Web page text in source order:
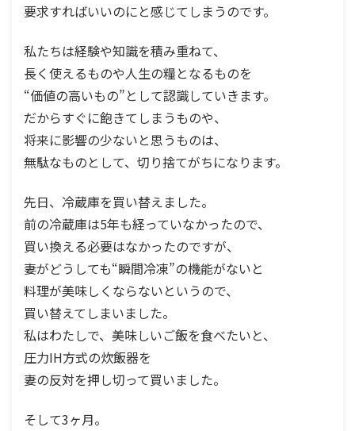
要求すればいいのにと感じてしまうのです。
私たちは経験や知識を積み重ねて、
長く使えるものや人生の糧となるものを
“価値の高いもの”として認識していきます。
だからすぐに飽きてしまうものや、
将来に影響の少ないと思うものは、
無駄なものとして、切り捨てがちになります。
先日、冷蔵庫を買い替えました。
前の冷蔵庫は5年も経っていなかったので、
買い換える必要はなかったのですが、
妻がどうしても“瞬間冷凍”の機能がないと
料理が美味しくならないというので、
買い替えてしまいました。
私はわたしで、美味しいご飯を食べたいと、
圧力IH方式の炊飯器を
妻の反対を押し切って買いました。
そして3ヶ月。